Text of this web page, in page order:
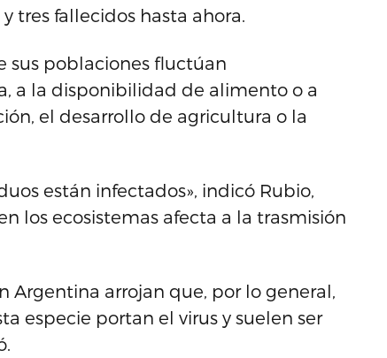
tres fallecidos hasta ahora.
sus poblaciones fluctúan
a la disponibilidad de alimento o a
el desarrollo de agricultura o la
están infectados», indicó Rubio,
los ecosistemas afecta a la trasmisión
Argentina arrojan que, por lo general,
especie portan el virus y suelen ser